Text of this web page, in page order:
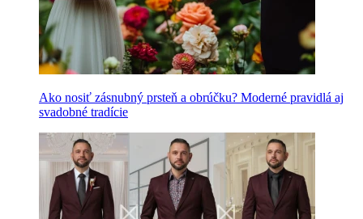
Ako nosiť zásnubný prsteň a obrúčku? Moderné pravidlá aj
svadobné tradície